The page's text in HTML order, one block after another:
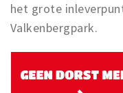
het grote
Valkenbergpark.